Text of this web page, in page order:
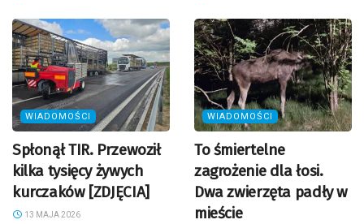
WIADOMOŚCI
Spłonął TIR. Przewoził
kilka tysięcy żywych
kurczaków [ZDJĘCIA]
13 MAJA 2026
WIADOMOŚCI
To śmiertelne
zagrożenie dla łosi.
Dwa zwierzęta padły w
mieście